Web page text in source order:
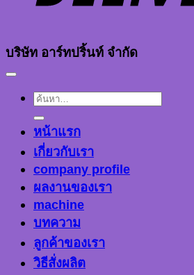
บริษัท อาร์ทปริ้นท์ จำกัด
ค้นหา:
หน้าแรก
เกี่ยวกับเรา
company profile
ผลงานของเรา
machine
บทความ
ลูกค้าของเรา
วิธีสั่งผลิต